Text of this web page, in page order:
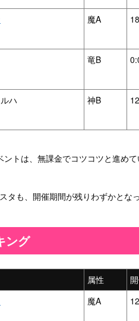
魔A
竜B
ハ 神B
トは、無課金でコツコツと進め
タも、開催期間が残りわずかとな
ング
属性
魔A